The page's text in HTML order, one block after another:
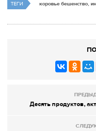
ТЕГИ коровье бешенство,
Десять продуктов,